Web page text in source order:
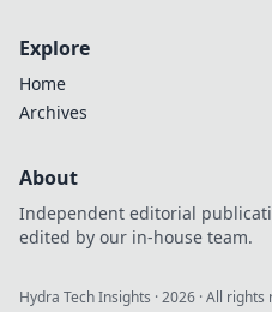
Explore
Home
Archives
About
Independent editorial
edited by our in-house team.
Hydra Tech Insights ·2026 · All